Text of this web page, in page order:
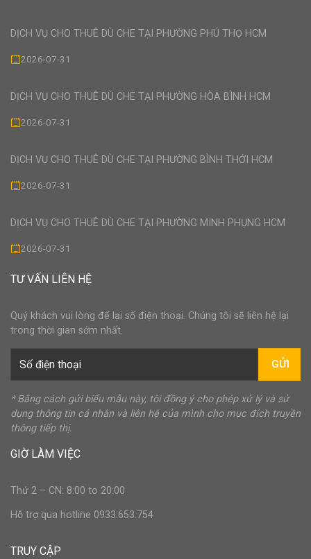
DỊCH VỤ CHO THUÊ DÙ CHE TẠI PHƯỜNG PHÚ THỌ HCM
2026-07-31
DỊCH VỤ CHO THUÊ DÙ CHE TẠI PHƯỜNG HÒA BÌNH HCM
2026-07-31
DỊCH VỤ CHO THUÊ DÙ CHE TẠI PHƯỜNG BÌNH THỚI HCM
2026-07-31
DỊCH VỤ CHO THUÊ DÙ CHE TẠI PHƯỜNG MINH PHỤNG HCM
2026-07-31
TƯ VẤN LIÊN HỆ
Quý khách vui lòng để lại số điện thoại. Chúng tôi sẽ liên hệ lại
trong thời gian sớm nhất.
GỬI
* Bằng cách gửi biểu mẫu này, tôi đồng ý cho phép xử lý và sử
dụng thông tin cá nhân và liên hệ của mình cho mục đích truyền
thông tiếp thị.
GIỜ LÀM VIỆC
Thứ 2 – CN: 8:00 to 20:00
Hỗ trợ qua hotline 0933.653.754
TRUY CẬP